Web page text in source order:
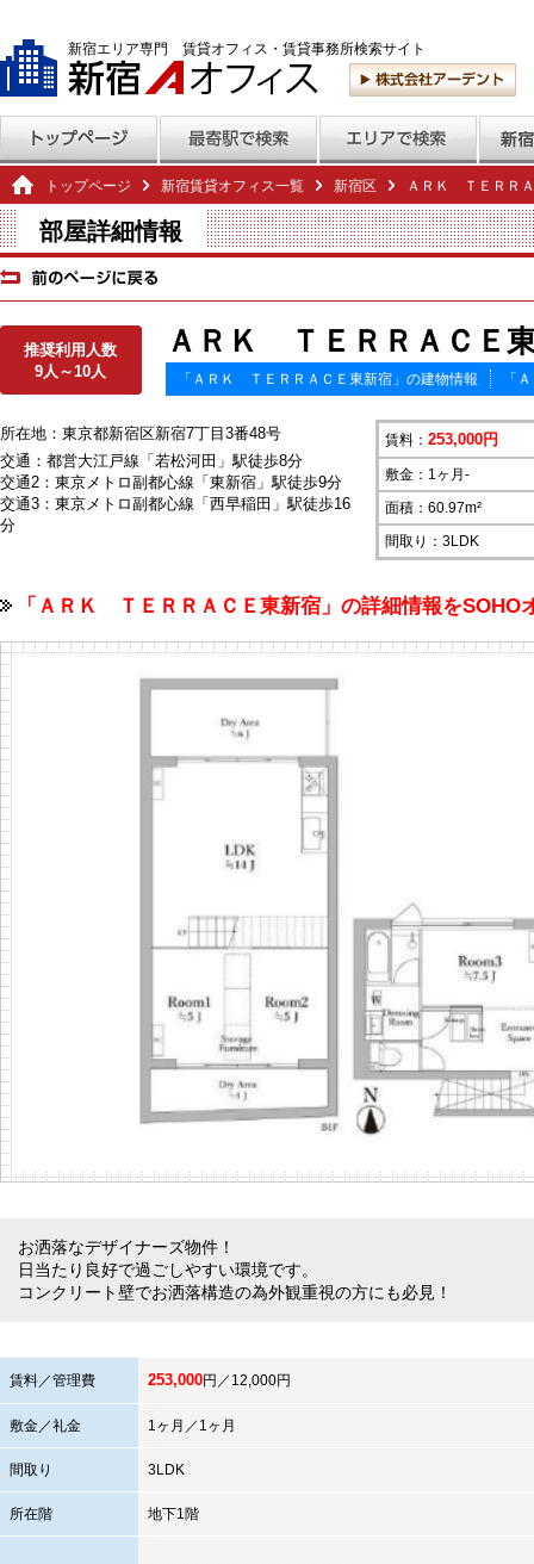
新宿エリア専門 賃貸オフィス・賃貸事務所検索サイト
トップページ 新宿賃貸オフィス一覧 新宿区 ＡＲＫ ＴＥＲＲ
部屋詳細情報
推奨利用人数
9人～10人
ＡＲＫ ＴＥＲＲＡＣＥ
「ＡＲＫ ＴＥＲＲＡＣＥ東新宿」の建物情報 「
所在地：東京都新宿区新宿7丁目3番48号
交通：都営大江戸線「若松河田」駅徒歩8分
交通2：東京メトロ副都心線「東新宿」駅徒歩9分
交通3：東京メトロ副都心線「西早稲田」駅徒歩16
分
賃料： 253,000円
敷金：1ヶ月-
面積：60.97m²
間取り：3LDK
「ＡＲＫ ＴＥＲＲＡＣＥ東新宿」の詳細情報を
お洒落なデザイナーズ物件！
日当たり良好で過ごしやすい環境です。
コンクリート壁でお洒落構造の為外観重視の方にも必見！
賃料／管理費 253,000円／12,000円
敷金／礼金 1ヶ月／1ヶ月
間取り 3LDK
所在階 地下1階